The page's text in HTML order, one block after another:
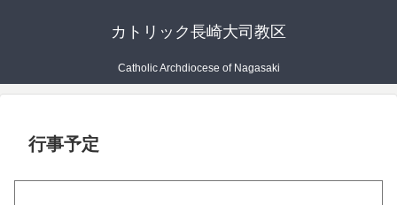
カトリック長崎大司教区
Catholic Archdiocese of Nagasaki
行事予定